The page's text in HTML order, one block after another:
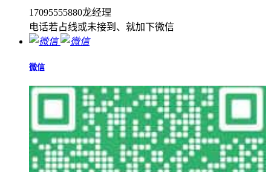
17095555880龙经理
电话若占线或未接到、就加下微信
微信